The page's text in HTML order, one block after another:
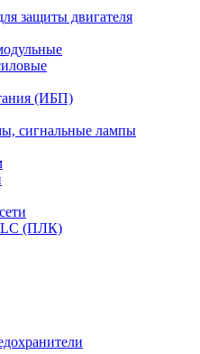
защиты двигателя
(ИБП)
сигнальные лампы
(ПЛК)